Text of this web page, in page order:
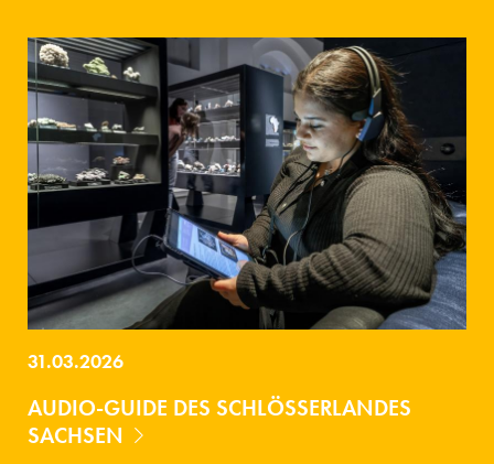
31.03.2026
AUDIO-GUIDE DES SCHLÖSSERLANDES
SACHSEN